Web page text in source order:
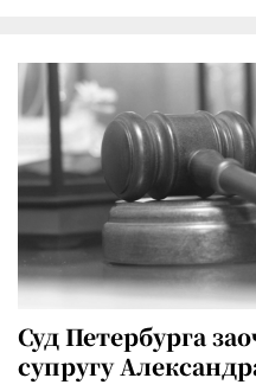
Суд Петербурга
супругу